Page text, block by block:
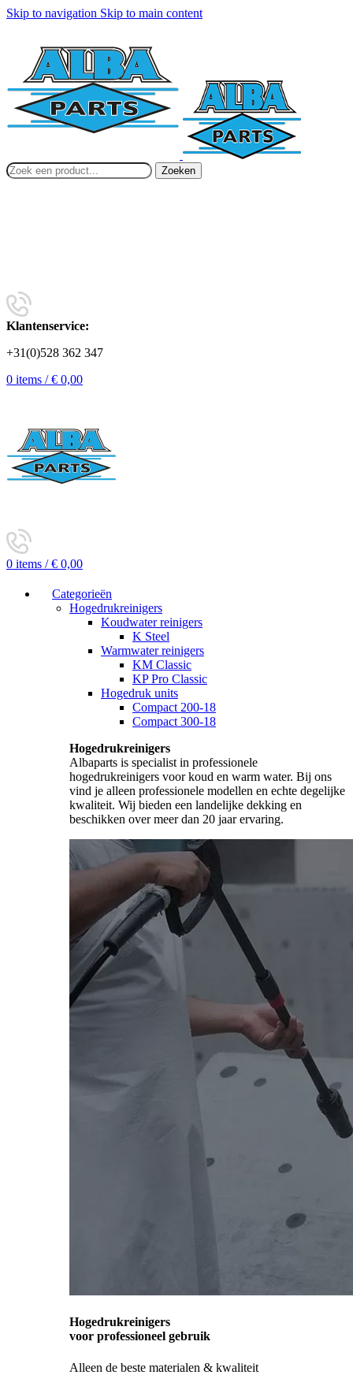
Skip to navigation Skip to main content
Zoeken
Klantenservice:
+31(0)528 362 347
0 items / € 0,00
0 items / € 0,00
Categorieën
Hogedrukreinigers
Koudwater reinigers
K Steel
Warmwater reinigers
KM Classic
KP Pro Classic
Hogedruk units
Compact 200-18
Compact 300-18
Hogedrukreinigers
Albaparts is specialist in professionele
hogedrukreinigers voor koud en warm water. Bij ons
vind je alleen professionele modellen en echte degelijke
kwaliteit. Wij bieden een landelijke dekking en
beschikken over meer dan 20 jaar ervaring.
Hogedrukreinigers
voor professioneel gebruik
Alleen de beste materialen & kwaliteit